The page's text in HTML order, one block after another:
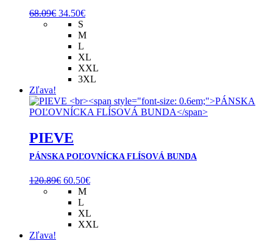
68.09€ Pôvodná
cena
bola:
68.09€.
34.50€Aktuálna
je:
S
M
L
XL
XXL
3XL
Zľava!
PIEVE
PÁNSKA POĽOVNÍCKA FLÍSOVÁ BUNDA
120.89€ Pôvodná
cena
bola:
120.89€.
60.50€Aktuálna
60.50€.
M
L
XL
XXL
Zľava!